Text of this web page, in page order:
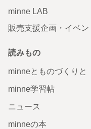
minne LAB
販売支援企画・イベン
読みもの
minneとものづくりと
minne学習帖
ニュース
minneの本